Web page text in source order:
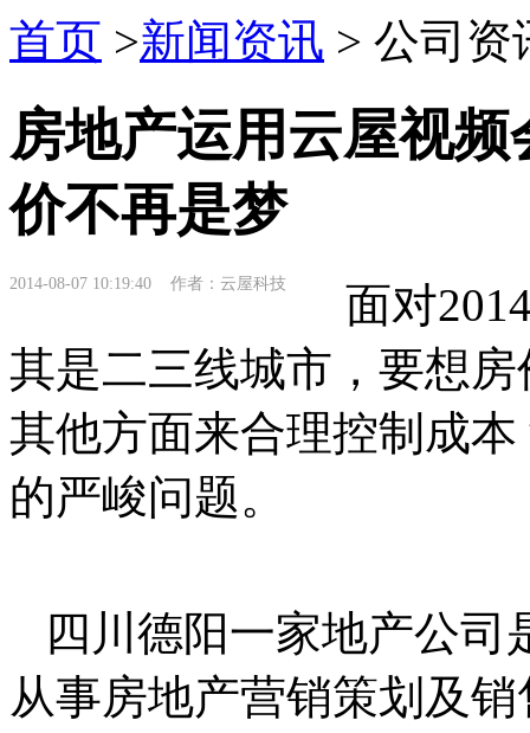
首页 >新闻资讯 > 公司资
房地产运用云屋视
价不再是梦
2014-08-07 10:19:40 作者：云屋科技
面对2014
其是二三线城市，要想
其他方面来合理控制成
的严峻问题。
四川德阳一家地产公司
从事房地产营销策划及